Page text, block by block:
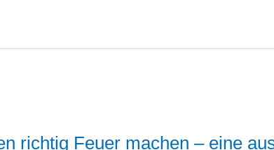
richtig Feuer machen – eine